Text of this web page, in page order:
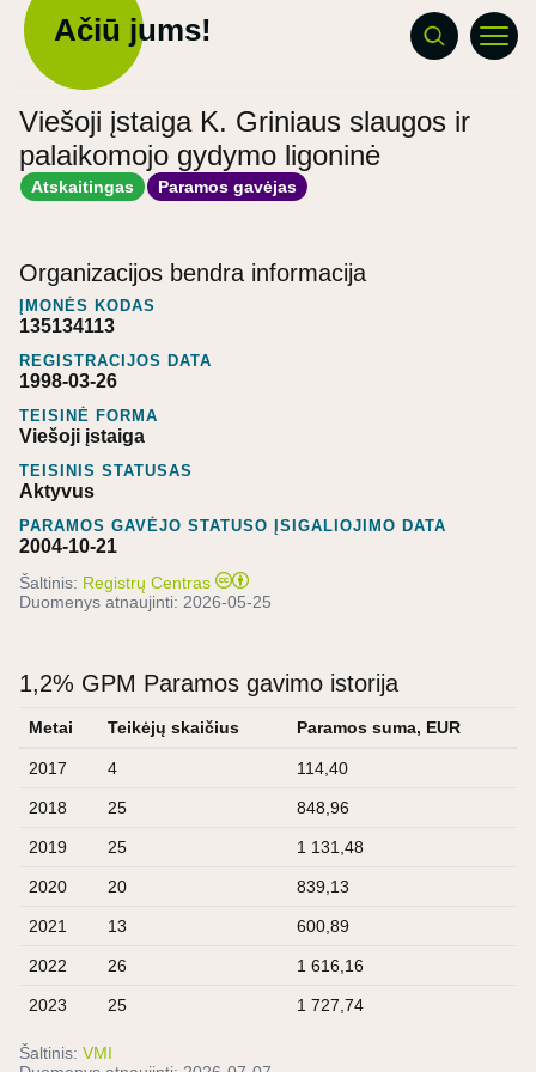
Ačiū jums!
Viešoji įstaiga K. Griniaus slaugos ir
palaikomojo gydymo ligoninė
Atskaitingas Paramos gavėjas
Organizacijos bendra informacija
ĮMONĖS KODAS
135134113
REGISTRACIJOS DATA
1998-03-26
TEISINĖ FORMA
Viešoji įstaiga
TEISINIS STATUSAS
Aktyvus
PARAMOS GAVĖJO STATUSO ĮSIGALIOJIMO DATA
2004-10-21
Šaltinis: Registrų Centras
Duomenys atnaujinti: 2026-05-25
1,2% GPM Paramos gavimo istorija
Metai Teikėjų skaičius Paramos suma, EUR
2017 4 114,40
2018 25 848,96
2019 25 1 131,48
2020 20 839,13
2021 13 600,89
2022 26 1 616,16
2023 25 1 727,74
Šaltinis: VMI